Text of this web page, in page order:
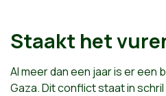
Staakt het
Al meer dan een jaar is er een
Gaza. Dit conflict staat in